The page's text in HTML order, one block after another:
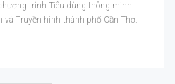
trình Tiêu dùng thông minh
Truyền hình thành phố Cần Thơ.